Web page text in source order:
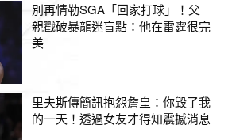
別再情勒SGA「回家打球」！父
親戳破暴龍迷盲點：他在雷霆很完
美
里夫斯傳簡訊抱怨詹皇：你毀了我
的一天！透過女友才得知震撼消息